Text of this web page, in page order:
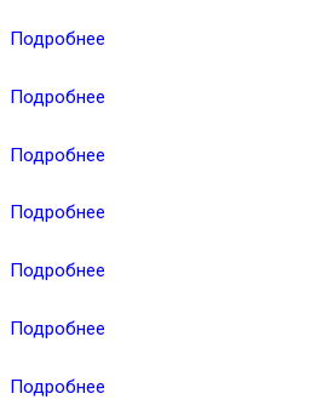
Подробнее
Подробнее
Подробнее
Подробнее
Подробнее
Подробнее
Подробнее